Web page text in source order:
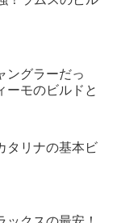
ングラーだっ
ーモのビルドと
タリナの基本ビ